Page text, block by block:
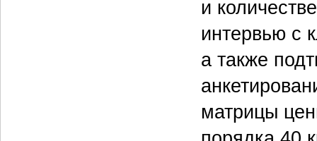
и
интервью с
а также
матрицы